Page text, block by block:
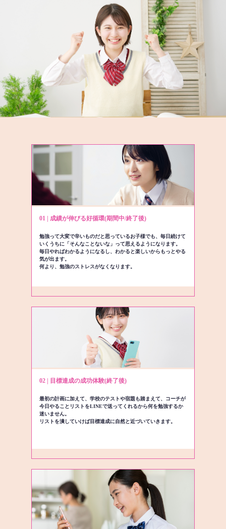
01 | 成績が伸びる好循環(期間中/終了後)
勉強って大変で辛いものだと思っているお子様でも、毎日続けて
いくうちに「そんなことないな」って思えるようになります。
毎日やればわかるようになるし、わかると楽しいからもっとやる
気が出ます。
何より、勉強のストレスがなくなります。
02 | 目標達成の成功体験(終了後)
最初の計画に加えて、学校のテストや宿題も踏まえて、コーチが
今日やることリストをLINEで送ってくれるから何を勉強するか
迷いません。
リストを潰していけば目標達成に自然と近づいていきます。